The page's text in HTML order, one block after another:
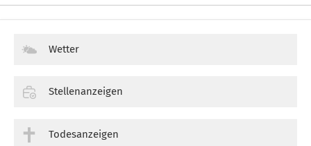
Wetter
Stellenanzeigen
Todesanzeigen